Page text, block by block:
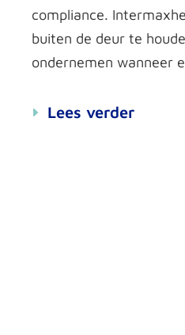
compliance. Intermax
buiten de deur te
ondernemen wanneer
Lees verder